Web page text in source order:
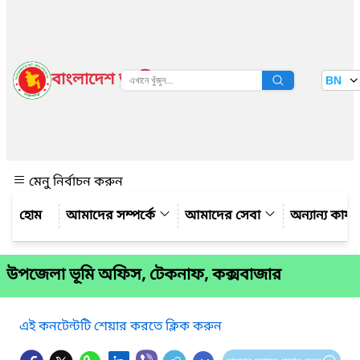
বাংলাদেশ জাতীয় তথ্য বাতায়ন BN
মেনু নির্বাচন করুন
আমাদের সম্পর্কে
আমাদের সেবা অন্যান্য
উপজেলা ভূমি অফিস, টেকনাফ, কক্সবাজার
এই কনটেন্টটি শেয়ার করতে ক্লিক করুন